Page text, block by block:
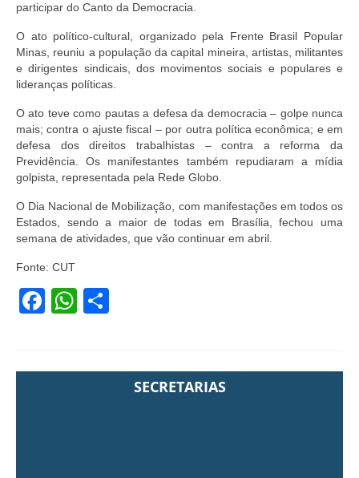
participar do Canto da Democracia.
O ato político-cultural, organizado pela Frente Brasil Popular
Minas, reuniu a população da capital mineira, artistas, militantes
e dirigentes sindicais, dos movimentos sociais e populares e
lideranças políticas.
O ato teve como pautas a defesa da democracia – golpe nunca
mais; contra o ajuste fiscal – por outra política econômica; e em
defesa dos direitos trabalhistas – contra a reforma da
Previdência. Os manifestantes também repudiaram a mídia
golpista, representada pela Rede Globo.
O Dia Nacional de Mobilização, com manifestações em todos os
Estados, sendo a maior de todas em Brasília, fechou uma
semana de atividades, que vão continuar em abril.
Fonte: CUT
Facebook
WhatsApp
SECRETARIAS